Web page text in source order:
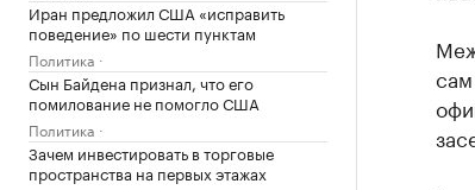
Иран предложил США «исправить
поведение» по шести пунктам
Политика
Сын Байдена признал, что его
помилование не помогло США
Политика
Зачем инвестировать в торговые
пространства на первых этажах